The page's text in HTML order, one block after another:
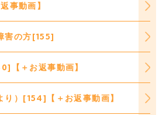
事動画】
害の方[155]
【＋お返事動画】
り）[154]【＋お返事動画】